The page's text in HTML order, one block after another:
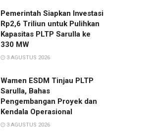
Pemerintah Siapkan Investasi
Rp2,6 Triliun untuk Pulihkan
Kapasitas PLTP Sarulla ke
330 MW
3 AGUSTUS 2026
Wamen ESDM Tinjau PLTP
Sarulla, Bahas
Pengembangan Proyek dan
Kendala Operasional
3 AGUSTUS 2026